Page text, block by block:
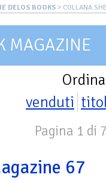
DELOS BOOKS > COLLANA
MAGAZINE
venduti
Pagina 1 di
67